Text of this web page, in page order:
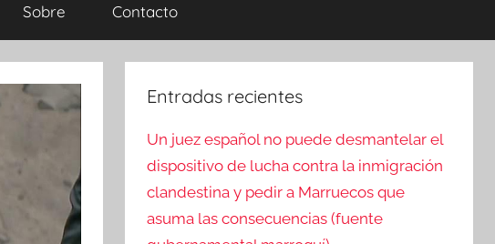
Sobre Contacto
Entradas recientes
Un juez español no puede desmantelar el
dispositivo de lucha contra la inmigración
clandestina y pedir a Marruecos que
asuma las consecuencias (fuente